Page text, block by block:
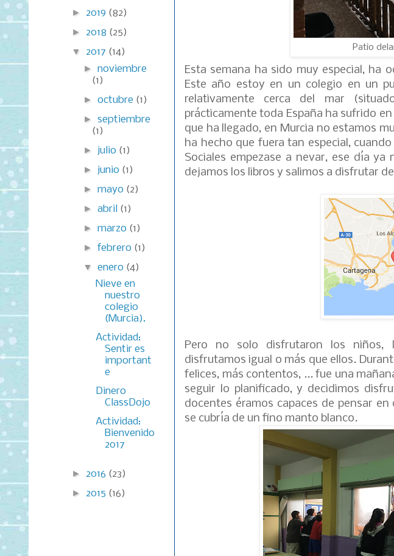
Patio
Esta semana ha sido muy especial, ha
Este año estoy en un colegio en un
relativamente cerca del mar
prácticamente toda España ha sufrido
que ha llegado, en Murcia no estamos
ha hecho que fuera tan especial,
Sociales empezase a nevar, ese día
dejamos los libros y salimos a disfrutar
Pero no solo disfrutaron los niños,
disfrutamos igual o más que ellos.
felices, más contentos, ... fue una
seguir lo planificado, y decidimos
docentes éramos capaces de pensar
se cubría de un fino manto blanco.
► 2019 (82)
► 2018 (25)
▼ 2017 (14)
►noviembre
(1)
►octubre (1)
►septiembre
(1)
► julio (1)
► junio (1)
►mayo (2)
►abril (1)
►marzo (1)
►febrero (1)
▼enero (4)
Nieve en
nuestro
colegio
(Murcia).
Actividad:
Sentir es
important
e
Dinero
ClassDojo
Actividad:
Bienvenido
2017
► 2016 (23)
► 2015 (16)